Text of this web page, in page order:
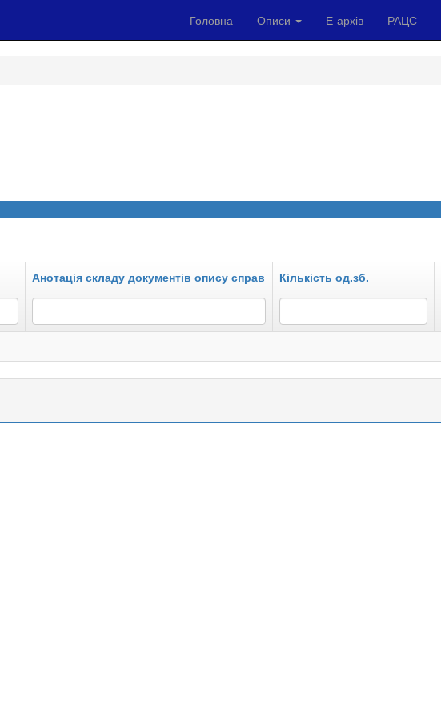
Головна Описи Е-архів РАЦС
Анотація складу документів опису справ Кількість од.зб.